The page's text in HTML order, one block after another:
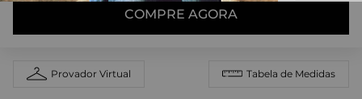
COMPRE AGORA
Provador Virtual Tabela de Medidas